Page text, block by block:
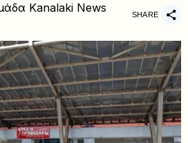
Kanalaki News SHARE